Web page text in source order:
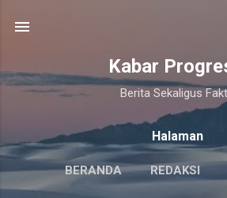
Kabar
Berita Sekaligus
Halaman
BERANDA REDAKSI